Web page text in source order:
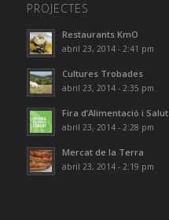
PROJECTES
Restaurants KmO
abril 23, 2014 - 2:41 pm
Cultures Trobades
abril 23, 2014 - 2:35 pm
Fira d’Alimentació i Salut
abril 23, 2014 - 2:28 pm
Mercat de la Terra
abril 23, 2014 - 2:19 pm